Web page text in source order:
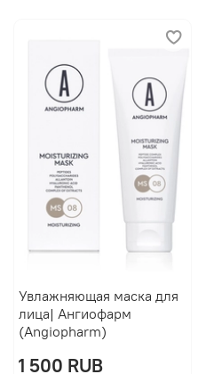
Увлажняющая маска для
лица| Ангиофарм
(Angiopharm)
1 500 RUB